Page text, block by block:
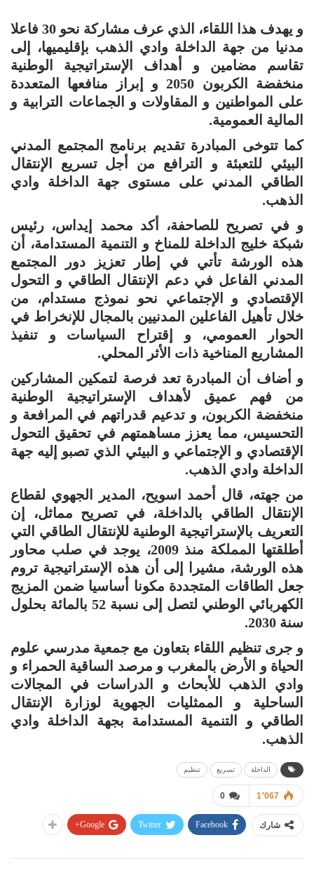
و يهدف هذا اللقاء، الذي عرف مشاركة نحو 30 فاعلا
مدنيا من جهة الداخلة وادي الذهب بإقليميها، إلى
تقاسم مضامين و أهداف الإستراتيجية الوطنية
منخفضة الكربون 2050 و إبراز منافعها المتعددة
على المواطنين و المقاولات و الجماعات الترابية و
المالية العمومية.
كما تتوخى المبادرة تقديم برنامج المجتمع المدني
البيئي للتعبئة و الترافع من أجل تسريع الإنتقال
الطاقي المدني على مستوى جهة الداخلة وادي
الذهب.
و في تصريح للصاحفة، أكد محمد إيداس، رئيس
شبكة خليج الداخلة للمناخ و التنمية المستدامة، أن
هذه الورشة تأتي في إطار تعزيز دور المجتمع
المدني الفاعل في دعم الإنتقال الطاقي و التحول
الإقتصادي و الإجتماعي نحو نموذج مستدام، من
خلال تأهيل الفاعلين المدنيين بالمجال للإنخراط في
الحوار العمومي، و إقتراح السياسات و تنفيذ
المشاريع المناخية ذات الأثر المحلي.
و أضاف أن المبادرة تعد فرصة لتمكين المشاركين
من فهم عميق لأهداف الإستراتيجية الوطنية
منخفضة الكربون، و تدعيم قدراتهم في المرافعة و
التحسيس، مما يعزز مساهمتهم في تحقيق التحول
الإقتصادي و الإجتماعي و البيئي الذي تصبو إليه جهة
الداخلة وادي الذهب.
من جهته، قال أحمد اسويح، المدير الجهوي لقطاع
الإنتقال الطاقي بالداخلة، في تصريح مماثل، إن
التعريف بالإستراتيجية الوطنية للإنتقال الطاقي التي
أطلقتها المملكة منذ 2009، يوجد في صلب محاور
هذه الورشة، مشيرا إلى أن هذه الإستراتيجية تروم
جعل الطاقات المتجددة مكونا أساسيا ضمن المزيج
الكهربائي الوطني لتصل إلى نسبة 52 بالمائة بحلول
سنة 2030.
و جرى تنظيم اللقاء بتعاون مع جمعية مدرسي علوم
الحياة و الأرض بالمغرب و مرصد الساقية الحمراء و
وادي الذهب للأبحاث و الدراسات في المجالات
الساحلية و الممثليات الجهوية لوزارة الإنتقال
الطاقي و التنمية المستدامة بجهة الداخلة وادي
الذهب.
الداخلة تسريع تنظيم
0 1٬067
شارك Facebook
Twitter
Google+